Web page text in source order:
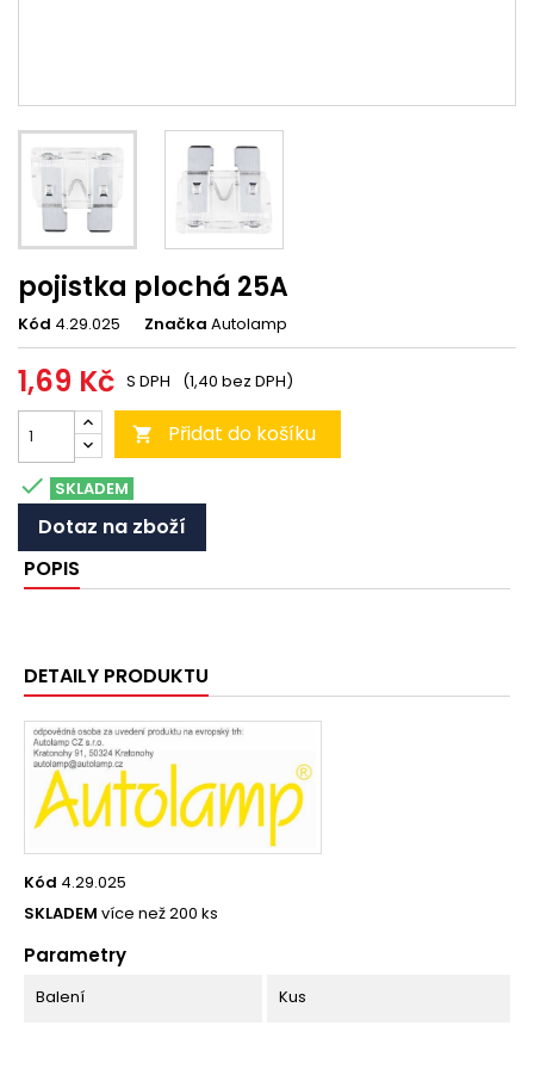
pojistka plochá 25A
Kód 4.29.025 Značka Autolamp
1,69 Kč S DPH (1,40 bez DPH)
 Přidat do košíku
 SKLADEM
Dotaz na zboží
POPIS
DETAILY PRODUKTU
Kód 4.29.025
SKLADEM více než 200 ks
Parametry
Balení Kus